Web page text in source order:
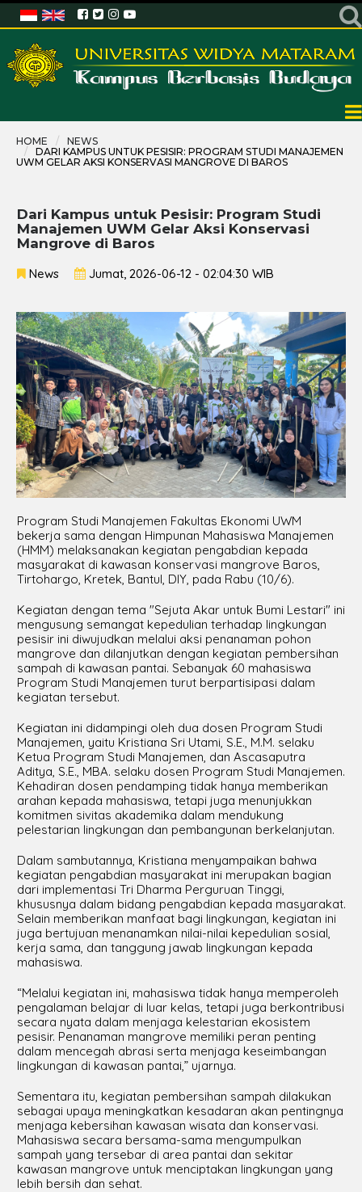
HOME
NEWS
DARI KAMPUS UNTUK PESISIR: PROGRAM STUDI MANAJEMEN
UWM GELAR AKSI KONSERVASI MANGROVE DI BAROS
Dari Kampus untuk Pesisir: Program Studi
Manajemen UWM Gelar Aksi Konservasi
Mangrove di Baros
News Jumat, 2026-06-12 - 02:04:30 WIB
Program Studi Manajemen Fakultas Ekonomi UWM
bekerja sama dengan Himpunan Mahasiswa Manajemen
(HMM) melaksanakan kegiatan pengabdian kepada
masyarakat di kawasan konservasi mangrove Baros,
Tirtohargo, Kretek, Bantul, DIY, pada Rabu (10/6).
Kegiatan dengan tema "Sejuta Akar untuk Bumi Lestari" ini
mengusung semangat kepedulian terhadap lingkungan
pesisir ini diwujudkan melalui aksi penanaman pohon
mangrove dan dilanjutkan dengan kegiatan pembersihan
sampah di kawasan pantai. Sebanyak 60 mahasiswa
Program Studi Manajemen turut berpartisipasi dalam
kegiatan tersebut.
Kegiatan ini didampingi oleh dua dosen Program Studi
Manajemen, yaitu Kristiana Sri Utami, S.E., M.M. selaku
Ketua Program Studi Manajemen, dan Ascasaputra
Aditya, S.E., MBA. selaku dosen Program Studi Manajemen.
Kehadiran dosen pendamping tidak hanya memberikan
arahan kepada mahasiswa, tetapi juga menunjukkan
komitmen sivitas akademika dalam mendukung
pelestarian lingkungan dan pembangunan berkelanjutan.
Dalam sambutannya, Kristiana menyampaikan bahwa
kegiatan pengabdian masyarakat ini merupakan bagian
dari implementasi Tri Dharma Perguruan Tinggi,
khususnya dalam bidang pengabdian kepada masyarakat.
Selain memberikan manfaat bagi lingkungan, kegiatan ini
juga bertujuan menanamkan nilai-nilai kepedulian sosial,
kerja sama, dan tanggung jawab lingkungan kepada
mahasiswa.
“Melalui kegiatan ini, mahasiswa tidak hanya memperoleh
pengalaman belajar di luar kelas, tetapi juga berkontribusi
secara nyata dalam menjaga kelestarian ekosistem
pesisir. Penanaman mangrove memiliki peran penting
dalam mencegah abrasi serta menjaga keseimbangan
lingkungan di kawasan pantai,” ujarnya.
Sementara itu, kegiatan pembersihan sampah dilakukan
sebagai upaya meningkatkan kesadaran akan pentingnya
menjaga kebersihan kawasan wisata dan konservasi.
Mahasiswa secara bersama-sama mengumpulkan
sampah yang tersebar di area pantai dan sekitar
kawasan mangrove untuk menciptakan lingkungan yang
lebih bersih dan sehat.